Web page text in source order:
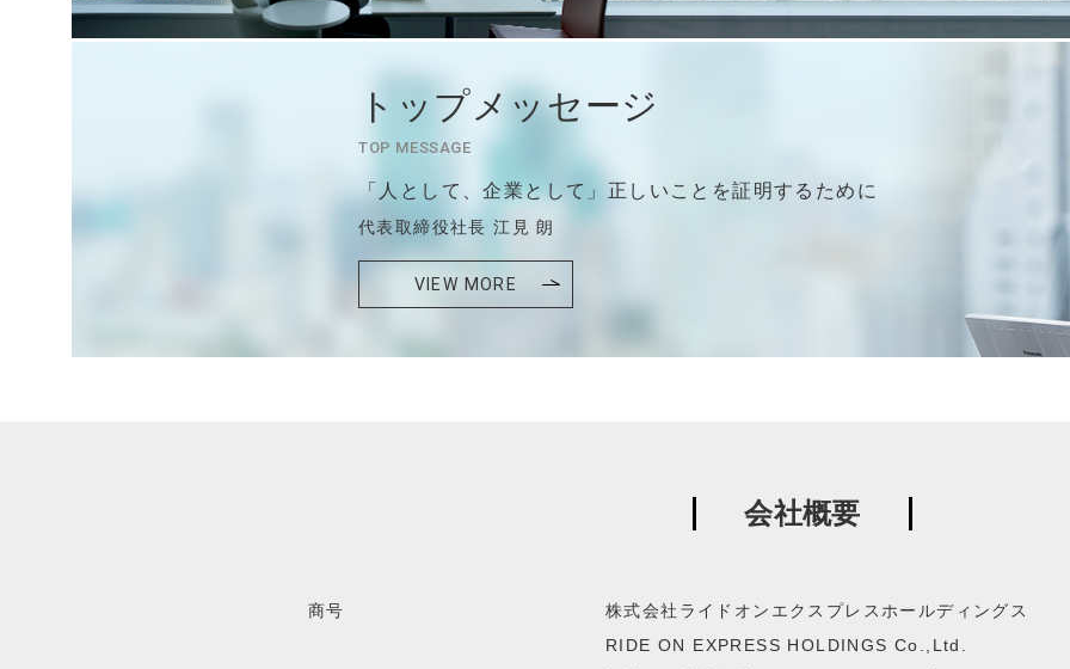
トップメッセージ
TOP MESSAGE
「人として、企業として」 正しいことを証明するために
代表取締役社長 江見 朗
VIEW MORE
会社概要
商号
株式会社ライドオンエクスプレスホールディングス
RIDE ON EXPRESS HOLDINGS Co.,Ltd.